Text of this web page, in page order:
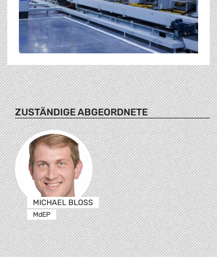
ZUSTÄNDIGE ABGEORDNETE
MICHAEL BLOSS
MdEP